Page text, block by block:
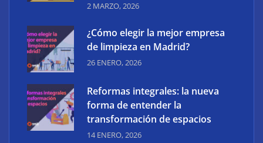
2 MARZO, 2026
¿Cómo elegir la mejor empresa
de limpieza en Madrid?
26 ENERO, 2026
Reformas integrales: la nueva
forma de entender la
transformación de espacios
14 ENERO, 2026